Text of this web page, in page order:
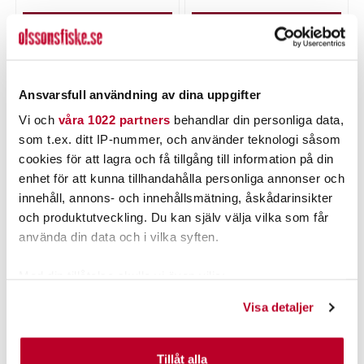
Ansvarsfull användning av dina uppgifter
Vi och våra 1022 partners behandlar din personliga data,
som t.ex. ditt IP-nummer, och använder teknologi såsom
cookies för att lagra och få tillgång till information på din
enhet för att kunna tillhandahålla personliga annonser och
innehåll, annons- och innehållsmätning, åskådarinsikter
och produktutveckling. Du kan själv välja vilka som får
använda din data och i vilka syften.
Identifiera din enhet genom att aktivt skanna den för
specifika kännetecken (fingeravtryck)
Visa detaljer
Tillåt alla
LÄGG I VARUKORGEN LÄGG I VARUKORGEN
PRODUKTBESKRIVNING
POPULÄRT JUST NU